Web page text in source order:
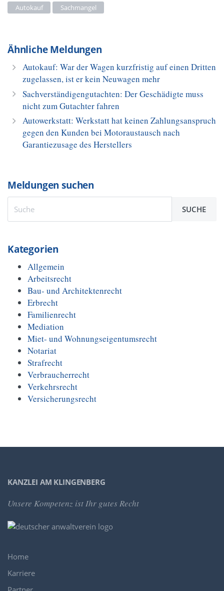
Autokauf Sachmangel
Ähnliche Meldungen
Autokauf: War der Wagen kurzfristig auf einen Dritten
zugelassen, ist er kein Neuwagen mehr
Sachverständigengutachten: Der Geschädigte muss
nicht zum Gutachter fahren
Autowerkstatt: Werkstatt hat keinen Zahlungsanspruch
gegen den Kunden bei Motoraustausch nach
Garantiezusage des Herstellers
Meldungen suchen
SUCHE
Kategorien
Allgemein
Arbeitsrecht
Bau- und Architektenrecht
Erbrecht
Familienrecht
Mediation
Miet- und Wohnungseigentumsrecht
Notariat
Strafrecht
Verbraucherrecht
Verkehrsrecht
Versicherungsrecht
KANZLEI AM KLINGENBERG
Unsere Kompetenz ist Ihr gutes Recht
Home
Karriere